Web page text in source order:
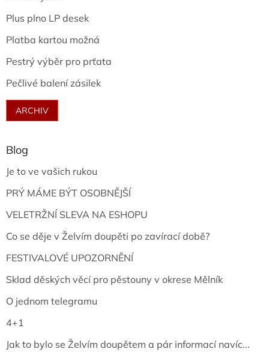
Plus plno LP desek
Platba kartou možná
Pestrý výběr pro prťata
Pečlivé balení zásilek
ARCHIV
Blog
Je to ve vašich rukou
PRÝ MÁME BÝT OSOBNĚJŠÍ
VELETRŽNÍ SLEVA NA ESHOPU
Co se děje v Želvím doupěti po zavírací době?
FESTIVALOVÉ UPOZORNĚNÍ
Sklad děských věcí pro pěstouny v okrese Mělník
O jednom telegramu
4+1
Jak to bylo se Želvím doupětem a pár informací navíc...